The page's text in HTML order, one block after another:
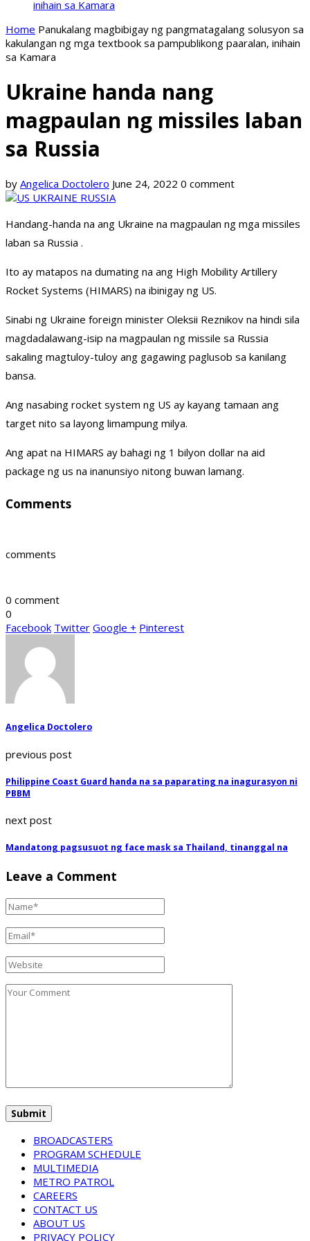
inihain sa Kamara
Home Panukalang magbibigay ng pangmatagalang solusyon sa
kakulangan ng mga textbook sa pampublikong paaralan, inihain
sa Kamara
Ukraine handa nang
magpaulan ng missiles laban
sa Russia
by Angelica Doctolero June 24, 2022 0 comment
Handang-handa na ang Ukraine na magpaulan ng mga missiles
laban sa Russia .
Ito ay matapos na dumating na ang High Mobility Artillery
Rocket Systems (HIMARS) na ibinigay ng US.
Sinabi ng Ukraine foreign minister Oleksii Reznikov na hindi sila
magdadalawang-isip na magpaulan ng missile sa Russia
sakaling magtuloy-tuloy ang gagawing paglusob sa kanilang
bansa.
Ang nasabing rocket system ng US ay kayang tamaan ang
target nito sa layong limampung milya.
Ang apat na HIMARS ay bahagi ng 1 bilyon dollar na aid
package ng us na inanunsiyo nitong buwan lamang.
Comments
comments
0 comment
0
Facebook Twitter Google + Pinterest
Angelica Doctolero
previous post
Philippine Coast Guard handa na sa paparating na inagurasyon ni
PBBM
next post
Mandatong pagsusuot ng face mask sa Thailand, tinanggal na
Leave a Comment
BROADCASTERS
PROGRAM SCHEDULE
MULTIMEDIA
METRO PATROL
CAREERS
CONTACT US
ABOUT US
PRIVACY POLICY